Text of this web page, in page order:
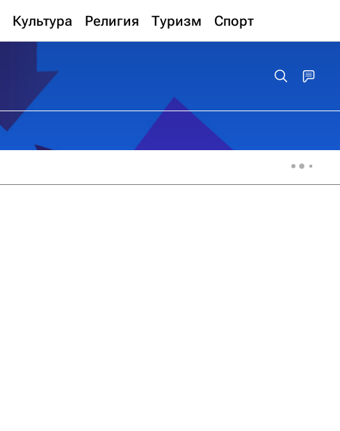
Культура Религия Туризм Спорт